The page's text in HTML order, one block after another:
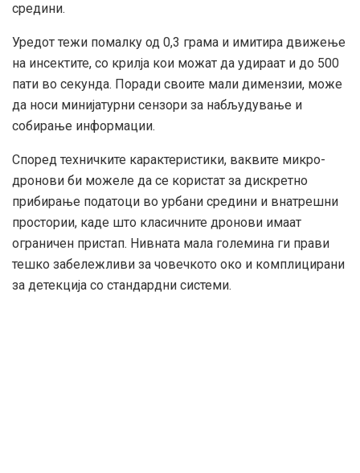
средини.
Уредот тежи помалку од 0,3 грама и имитира движење
на инсектите, со крилја кои можат да удираат и до 500
пати во секунда. Поради своите мали димензии, може
да носи минијатурни сензори за набљудување и
собирање информации.
Според техничките карактеристики, ваквите микро-
дронови би можеле да се користат за дискретно
прибирање податоци во урбани средини и внатрешни
простории, каде што класичните дронови имаат
ограничен пристап. Нивната мала големина ги прави
тешко забележливи за човечкото око и комплицирани
за детекција со стандардни системи.